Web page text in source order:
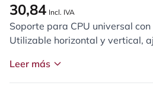
30,84 Incl. IVA
Soporte para CPU universal
Utilizable horizontal y vertical,
Leer más